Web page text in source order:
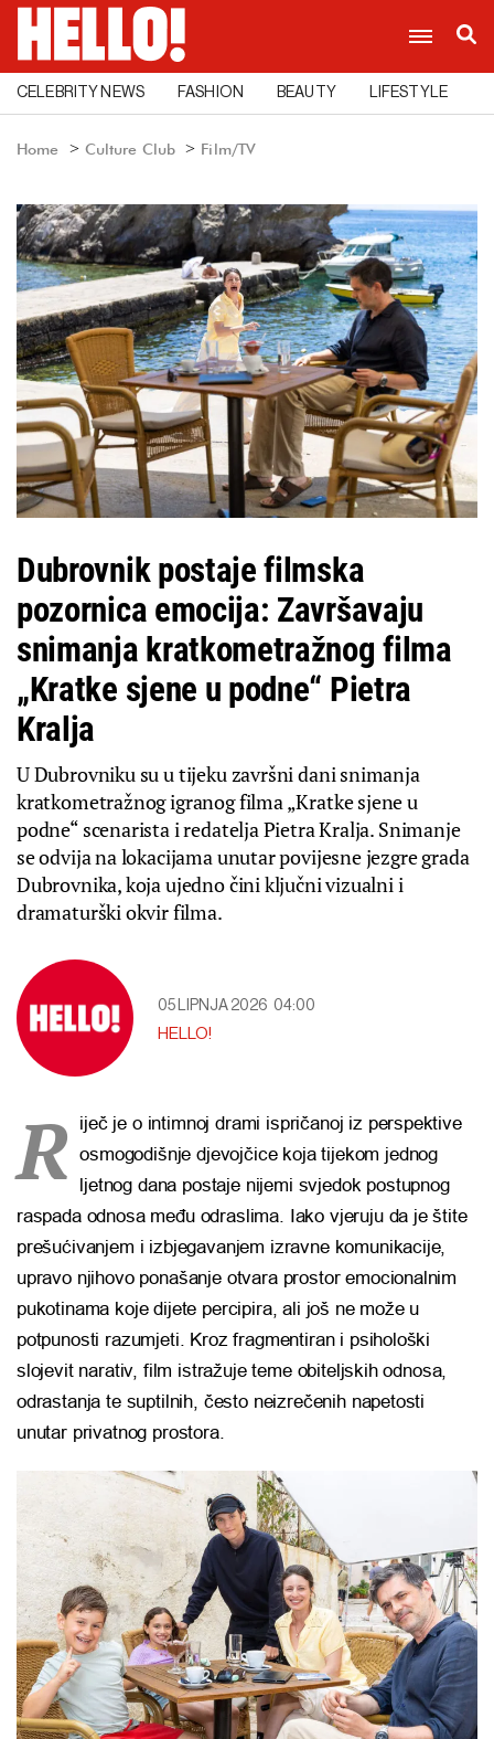
CELEBRITY NEWS FASHION BEAUTY LIFESTYLE
Home Culture Club Film/TV
Dubrovnik postaje filmska
pozornica emocija: Završavaju
snimanja kratkometražnog filma
„Kratke sjene u podne“ Pietra
Kralja
U Dubrovniku su u tijeku završni dani snimanja
kratkometražnog igranog filma „Kratke sjene u
podne“ scenarista i redatelja Pietra Kralja. Snimanje
se odvija na lokacijama unutar povijesne jezgre grada
Dubrovnika, koja ujedno čini ključni vizualni i
dramaturški okvir filma.
05 LIPNJA 2026 04:00
HELLO!
R
iječ je o intimnoj drami ispričanoj iz perspektive
osmogodišnje djevojčice koja tijekom jednog
ljetnog dana postaje nijemi svjedok postupnog
raspada odnosa među odraslima. Iako vjeruju da je štite
prešućivanjem i izbjegavanjem izravne komunikacije,
upravo njihovo ponašanje otvara prostor emocionalnim
pukotinama koje dijete percipira, ali još ne može u
potpunosti razumjeti. Kroz fragmentiran i psihološki
slojevit narativ, film istražuje teme obiteljskih odnosa,
odrastanja te suptilnih, često neizrečenih napetosti
unutar privatnog prostora.